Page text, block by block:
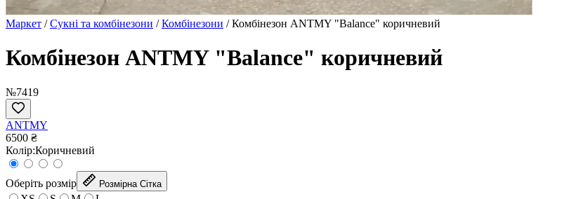
Маркет /Сукні та комбінезони /Комбінезони /Комбiнезон ANTMY "Balance" коричневий
Комбiнезон ANTMY "Balance" коричневий
№7419
ANTMY
6500 ₴
Колір:Коричневий
Оберіть розмір Розмірна Сітка